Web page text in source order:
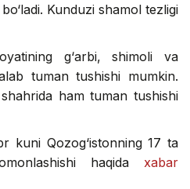
Kunduzi shamol tezligi
g‘arbi, shimoli va
tuman tushishi mumkin.
ham tuman tushishi
kuni Qozog‘istonning 17 ta
haqida xabar